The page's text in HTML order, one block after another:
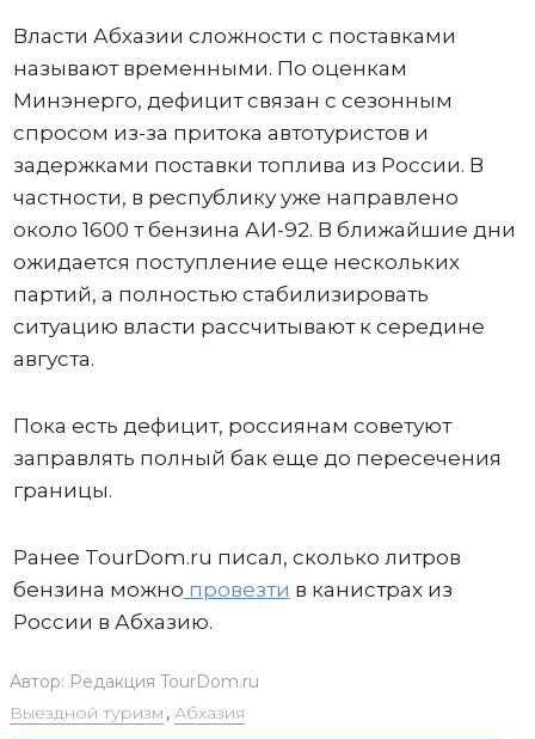
Власти Абхазии сложности с поставками
называют временными. По оценкам
Минэнерго, дефицит связан с сезонным
спросом из-за притока автотуристов и
задержками поставки топлива из России. В
частности, в республику уже направлено
около 1600 т бензина АИ-92. В ближайшие дни
ожидается поступление еще нескольких
партий, а полностью стабилизировать
ситуацию власти рассчитывают к середине
августа.
Пока есть дефицит, россиянам советуют
заправлять полный бак еще до пересечения
границы.
Ранее TourDom.ru писал, сколько литров
бензина можно провезти в канистрах из
России в Абхазию.
Автор: Редакция TourDom.ru
Выездной туризм , Абхазия